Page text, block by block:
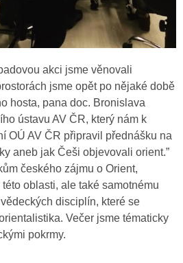
akci jsme věnovali
jsme opět po nějaké době
hosta, pana doc. Bronislava
ústavu AV ČR, který nám k
OÚ AV ČR připravil přednášku na
aneb jak Češi objevovali orient.”
českého zájmu o Orient,
oblasti, ale také samotnému
disciplín, které se
Večer jsme tématicky
pokrmy.